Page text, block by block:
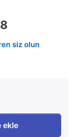
siz olun
ekle